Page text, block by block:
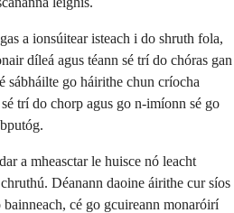
a ionsúitear isteach i do shruth fola,
díleá agus téann sé trí do chóras gan
sábháilte go háirithe chun críocha
trí do chorp agus go n-imíonn sé go
a mheasctar le huisce nó leacht
Déanann daoine áirithe cur síos
cé go gcuireann monaróirí